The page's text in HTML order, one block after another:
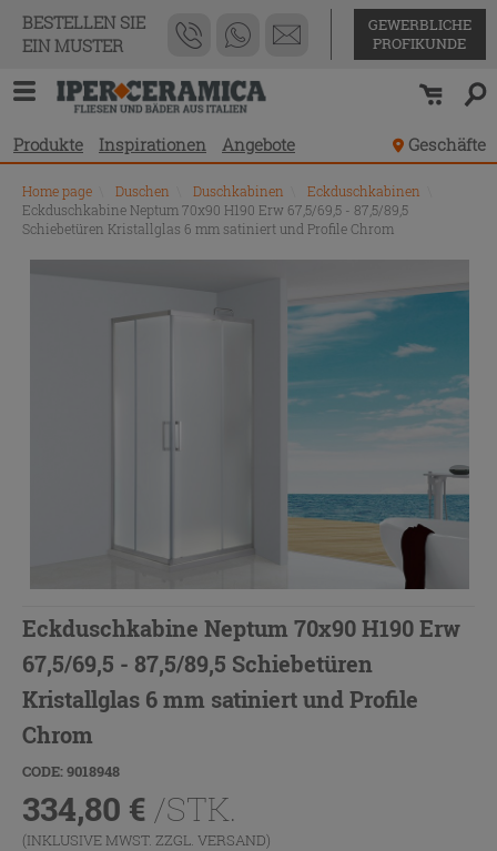
BESTELLEN SIE
EIN MUSTER
GEWERBLICHE
PROFIKUNDE
Produkte Inspirationen Angebote Geschäfte
Home page Duschen Duschkabinen Eckduschkabinen
Eckduschkabine Neptum 70x90 H190 Erw 67,5/69,5 - 87,5/89,5
Schiebetüren Kristallglas 6 mm satiniert und Profile Chrom
Eckduschkabine Neptum 70x90 H190 Erw
67,5/69,5 - 87,5/89,5 Schiebetüren
Kristallglas 6 mm satiniert und Profile
Chrom
CODE: 9018948
334,80 € /STK.
(INKLUSIVE MWST. ZZGL. VERSAND)